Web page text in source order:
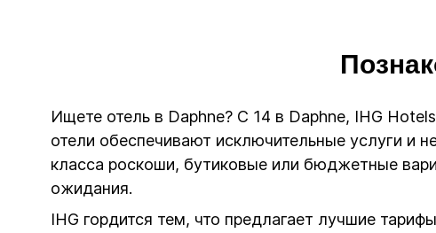
Ищете отель в Daphne? С 14 в Daphne, IHG
отели обеспечивают исключительные услуги и
класса роскоши, бутиковые или бюджетные
ожидания.
IHG гордится тем, что предлагает лучшие